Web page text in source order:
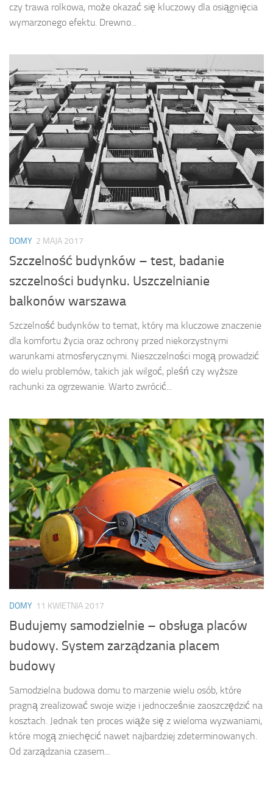
czy trawa rolkowa, może okazać się kluczowy dla osiągnięcia
wymarzonego efektu. Drewno...
DOMY 2 MAJA 2017
Szczelność budynków – test, badanie
szczelności budynku. Uszczelnianie
balkonów warszawa
Szczelność budynków to temat, który ma kluczowe znaczenie
dla komfortu życia oraz ochrony przed niekorzystnymi
warunkami atmosferycznymi. Nieszczelności mogą prowadzić
do wielu problemów, takich jak wilgoć, pleśń czy wyższe
rachunki za ogrzewanie. Warto zwrócić...
DOMY 11 KWIETNIA 2017
Budujemy samodzielnie – obsługa placów
budowy. System zarządzania placem
budowy
Samodzielna budowa domu to marzenie wielu osób, które
pragną zrealizować swoje wizje i jednocześnie zaoszczędzić na
kosztach. Jednak ten proces wiąże się z wieloma wyzwaniami,
które mogą zniechęcić nawet najbardziej zdeterminowanych.
Od zarządzania czasem...